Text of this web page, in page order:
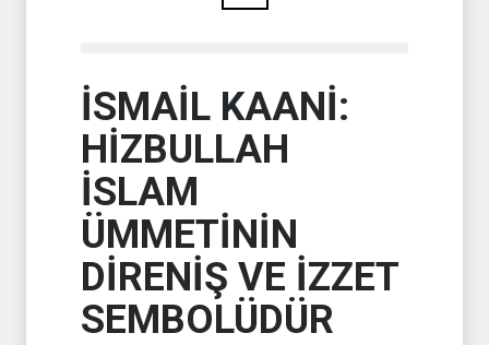
İSMAİL KAANİ:
HİZBULLAH
İSLAM
ÜMMETİNİN
DİRENİŞ VE İZZET
SEMBOLÜDÜR